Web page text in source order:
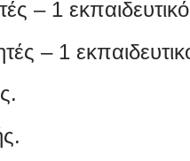
– 1
– 1
.